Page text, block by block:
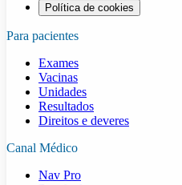
Política de cookies
Para pacientes
Exames
Vacinas
Unidades
Resultados
Direitos e deveres
Canal Médico
Nav Pro